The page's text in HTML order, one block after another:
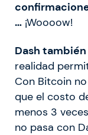
… ¡Woooow!
Dash
realidad
Con Bitcoin
que el costo
menos 3
no pasa con